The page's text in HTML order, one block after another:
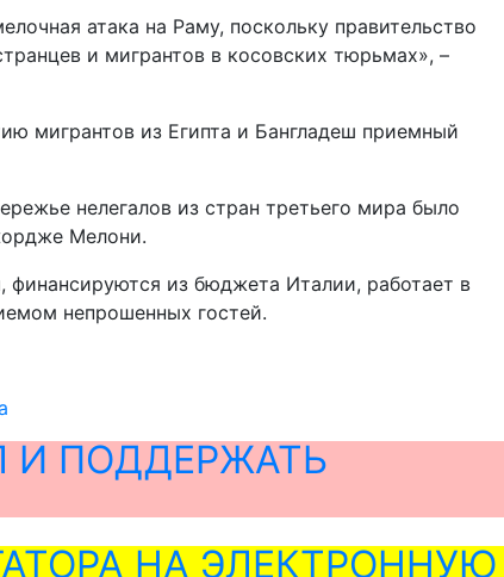
атака на Раму, поскольку правительство
и мигрантов в косовских тюрьмах», –
мигрантов из Египта и Бангладеш приемный
нелегалов из стран третьего мира было
Мелони.
из бюджета Италии, работает в
непрошенных гостей.
И ПОДДЕРЖАТЬ
НА ЭЛЕКТРОННУЮ